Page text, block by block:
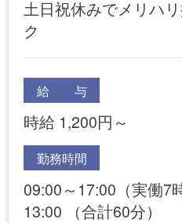
土日祝休みでメリハ
ク
給 与
時給 1,200円～
勤務時間
09:00～17:00（実働7
13:00 （合計60分）